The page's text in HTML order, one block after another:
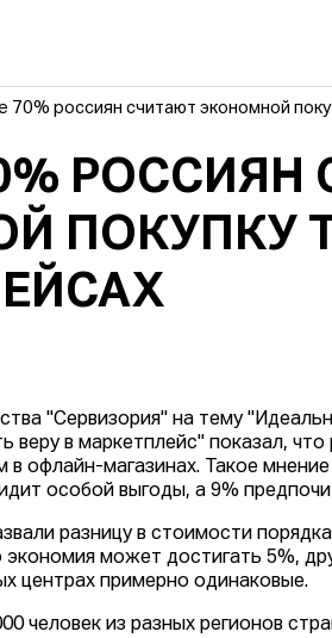
70% россиян считают экономной
РОССИЯН
ПОКУПКУ
"Сервизория" на тему
веру в маркетплейс" показал,
в офлайн-магазинах. Такое
особой выгоды, а 9%
разницу в стоимости
может достигать 5%,
центрах примерно одинаковые.
человек из разных регионов